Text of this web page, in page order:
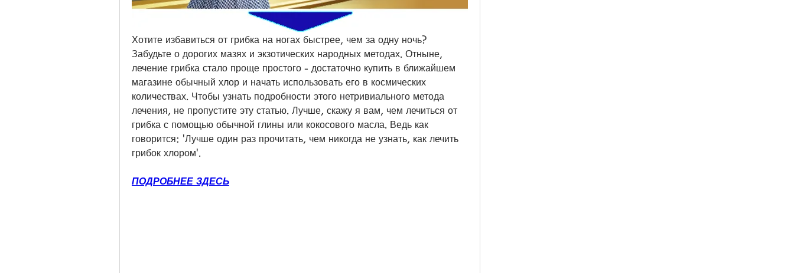
Хотите избавиться от грибка на ногах быстрее, чем за одну ночь?
Забудьте о дорогих мазях и экзотических народных методах. Отныне,
лечение грибка стало проще простого - достаточно купить в ближайшем
магазине обычный хлор и начать использовать его в космических
количествах. Чтобы узнать подробности этого нетривиального метода
лечения, не пропустите эту статью. Лучше, скажу я вам, чем лечиться от
грибка с помощью обычной глины или кокосового масла. Ведь как
говорится: 'Лучше один раз прочитать, чем никогда не узнать, как лечить
грибок хлором'.
ПОДРОБНЕЕ ЗДЕСЬ